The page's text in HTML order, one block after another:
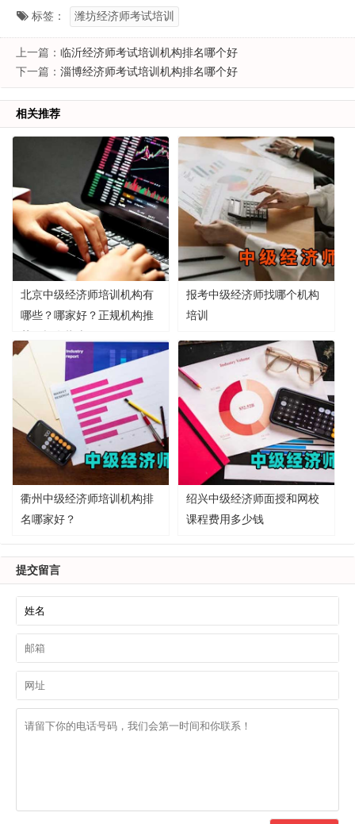
标签： 潍坊经济师考试培训
上一篇： 临沂经济师考试培训机构排名哪个好
下一篇： 淄博经济师考试培训机构排名哪个好
相关推荐
北京中级经济师培训机构有
哪些？哪家好？正规机构推
报考中级经济师找哪个机构
培训
衢州中级经济师培训机构排
名哪家好？
绍兴中级经济师面授和网校
课程费用多少钱
提交留言